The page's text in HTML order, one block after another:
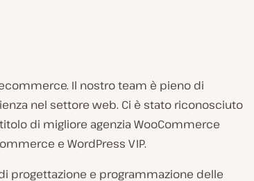
Il nostro team è pieno di
nel settore web. Ci è stato riconosciuto
di migliore agenzia WooCommerce
e WordPress VIP.
progettazione e programmazione delle